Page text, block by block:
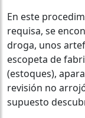
En este
requisa, se
droga, unos
escopeta de
(estoques),
revisión no
supuesto